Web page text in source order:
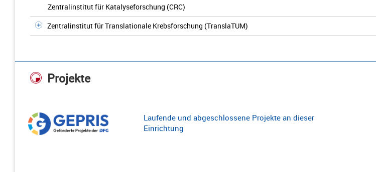
Zentralinstitut für Katalyseforschung (CRC)
Zentralinstitut für Translationale Krebsforschung (TranslaTUM)
Projekte
Laufende und abgeschlossene Projekte an dieser
Einrichtung